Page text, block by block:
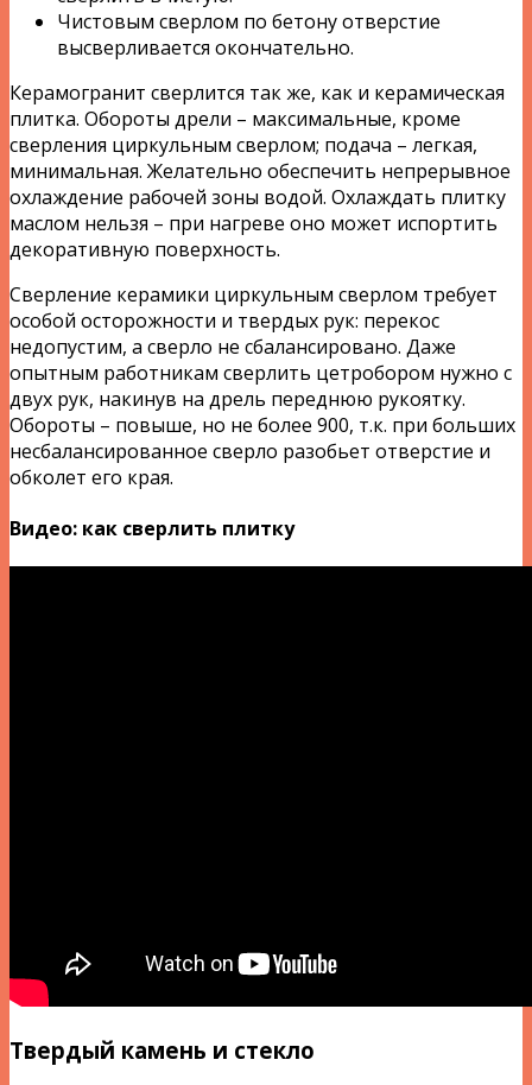
Чистовым сверлом по бетону отверстие
высверливается окончательно.
Керамогранит сверлится так же, как и керамическая
плитка. Обороты дрели – максимальные, кроме
сверления циркульным сверлом; подача – легкая,
минимальная. Желательно обеспечить непрерывное
охлаждение рабочей зоны водой. Охлаждать плитку
маслом нельзя – при нагреве оно может испортить
декоративную поверхность.
Сверление керамики циркульным сверлом требует
особой осторожности и твердых рук: перекос
недопустим, а сверло не сбалансировано. Даже
опытным работникам сверлить цетробором нужно с
двух рук, накинув на дрель переднюю рукоятку.
Обороты – повыше, но не более 900, т.к. при больших
несбалансированное сверло разобьет отверстие и
обколет его края.
Видео: как сверлить плитку
Твердый камень и стекло